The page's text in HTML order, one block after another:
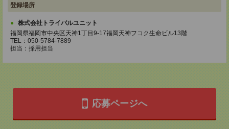
登録場所
株式会社トライバルユニット
福岡県福岡市中央区天神1丁目9-17福岡天神フコク生命ビル13階
TEL：050-5784-7889
担当：採用担当
応募ページへ